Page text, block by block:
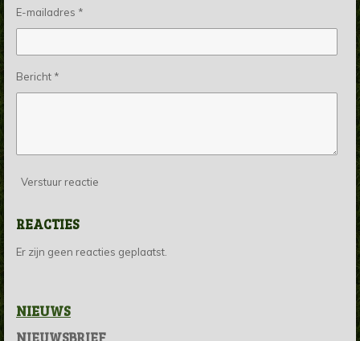
E-mailadres *
Bericht *
Verstuur reactie
REACTIES
Er zijn geen reacties geplaatst.
NIEUWS